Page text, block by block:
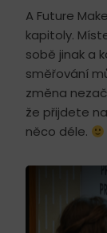
A Future
kapitoly.
sobě jinak a
směřování
změna
že přijdete
něco déle.